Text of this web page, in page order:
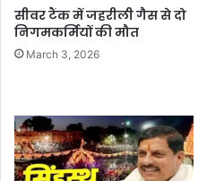
सीवर टैंक में जहरीली गैस से दो
निगमकर्मियों की मौत
March 3, 2026